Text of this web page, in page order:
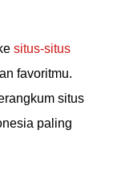
situs-situs
favoritmu.
situs
paling